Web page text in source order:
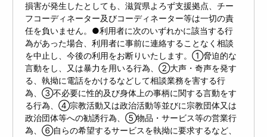
損害が発生したとしても、滋賀県よろず支援拠点、チー
フコーディネーター及びコーディネーター等は一切の責
任を負いません。●利用者に次のいずれかに該当する行
為があった場合、利用者に事前に連絡することなく相談
を中止し、今後の利用をお断りいたします。①脅迫的な
言動をし、又は暴力を用いる行為、②大声・奇声を発す
る、執拗に電話をかけるなどして相談業務を害する行
為、③不必要に性的及び身体上の事柄に関する言動をす
る行為、④宗教活動又は政治活動等並びに宗教団体又は
政治団体等への勧誘行為、⑤物品・サービス等の営業行
為、⑥自らの希望するサービスを執拗に要求するなど、